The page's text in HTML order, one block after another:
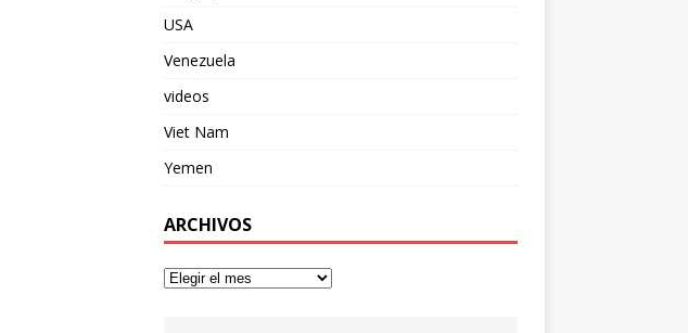
USA
Venezuela
videos
Viet Nam
Yemen
ARCHIVOS